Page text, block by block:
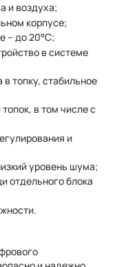
и воздуха;
корпусе;
– до 20°C;
в системе
топку, стабильное
в том числе с
и
уровень шума;
отдельного блока